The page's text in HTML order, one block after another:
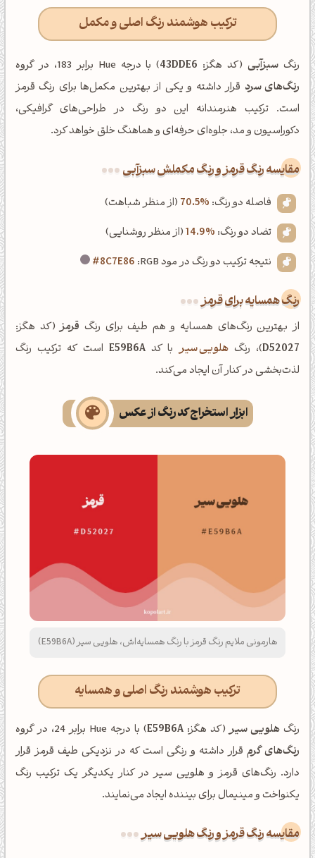
ترکیب هوشمند رنگ اصلی و مکمل
رنگ سبزآبی(کد هگز: 43DDE6) با درجه Hue برابر 183، در گروه
رنگ‌های سرد قرار داشته و یکی از بهترین مکمل‌ها برای رنگ قرمز
است. ترکیب هنرمندانه این دو رنگ در طراحی‌های گرافیکی،
دکوراسیون و مد، جلوه‌ای حرفه‌ای و هماهنگ خلق خواهد کرد.
‌مقایسه رنگ قرمز و رنگ مکملش سبزآبی
فاصله دو رنگ: 70.5% (از منظر شباهت)
تضاد دو رنگ: 14.9%(از منظر روشنایی)
نتیجه ترکیب دو رنگ در مود RGB:
#8C7E86
رنگ همسایه برای قرمز
از بهترین رنگ‌های همسایه و هم طیف برای رنگ قرمز(کد هگز:
D52027)، رنگهلویی سیربا کدE59B6A است که ترکیب رنگ
لذت‌بخشی در کنار آن ایجاد می‌کند.
ابزار استخراج کد رنگ از عکس
هارمونی ملایم رنگ قرمز با رنگ همسایه‌اش، هلویی سیر (E59B6A)
ترکیب هوشمند رنگ اصلی و همسایه
رنگ هلویی سیر(کد هگز: E59B6A) با درجه Hue برابر 24، در گروه
رنگ‌های گرم قرار داشته و رنگی است که در نزدیکی طیف قرمز قرار
دارد. رنگ‌های قرمز و هلویی سیر در کنار یکدیگر یک ترکیب رنگ
یکنواخت و مینیمال برای بیننده ایجاد می‌نمایند.
‌مقایسه رنگ قرمز و رنگ هلویی سیر